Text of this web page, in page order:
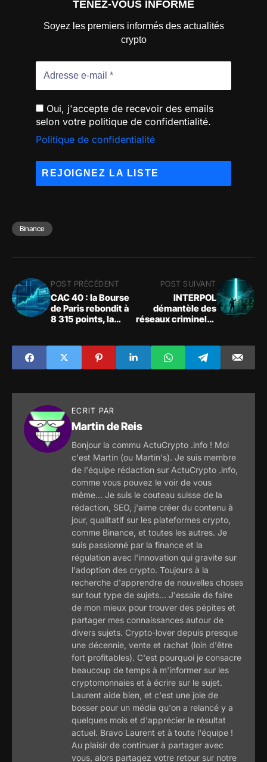
TENEZ-VOUS INFORMÉ
Soyez les premiers informés des actualités
crypto
Oui, j'accepte de recevoir des emails
selon votre politique de confidentialité.
Politique de confidentialité
Binance
POST PRÉCÉDENT
CAC 40 : la Bourse
de Paris rebondit à
8 315 points, la
POST SUIVANT
INTERPOL
démantèle des
réseaux criminels :
cryptomonnaies
ECRIT PAR
Martin de Reis
Bonjour la commu ActuCrypto .info ! Moi
c'est Martin (ou Martin's). Je suis membre
de l'équipe rédaction sur ActuCrypto .info,
comme vous pouvez le voir de vous
même... Je suis le couteau suisse de la
rédaction, SEO, j'aime créer du contenu à
jour, qualitatif sur les plateformes crypto,
comme Binance, et toutes les autres. Je
suis passionné par la finance et la
régulation avec l'innovation qui gravite sur
l'adoption des crypto. Toujours à la
recherche d'apprendre de nouvelles choses
sur tout type de sujets... J'essaie de faire
de mon mieux pour trouver des pépites et
partager mes connaissances autour de
divers sujets. Crypto-lover depuis presque
une décennie, vente et rachat (loin d'être
fort profitables). C'est pourquoi je consacre
beaucoup de temps à m'informer sur les
cryptomonnaies et à écrire sur le sujet.
Laurent aide bien, et c'est une joie de
bosser pour un média qu'on a relancé y a
quelques mois et d'apprécier le résultat
actuel. Bravo Laurent et à toute l'équipe !
Au plaisir de continuer à partager avec
vous, alors partagez votre retour sur notre